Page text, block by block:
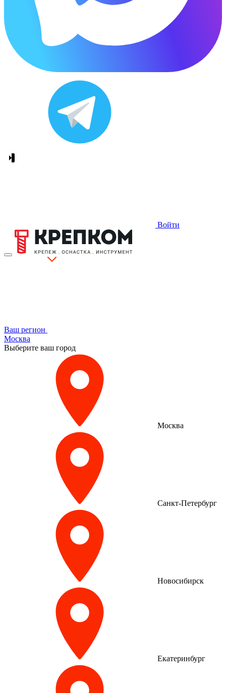
Войти
Ваш регион
Москва
Выберите ваш город
Москва
Санкт-Петербург
Новосибирск
Екатеринбург